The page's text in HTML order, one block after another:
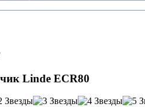
Linde ECR80